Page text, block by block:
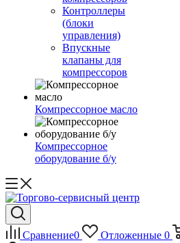
Контроллеры
(блоки
управления)
Впускные
клапаны для
компрессоров
Компрессорное масло
Компрессорное
оборудование б/у
Сравнение0 Отложенные 0